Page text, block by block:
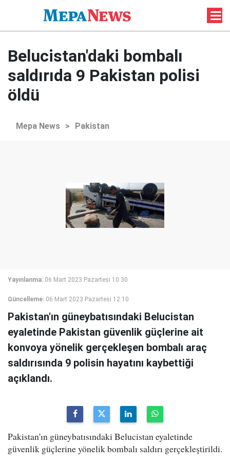
Belucistan'daki bombalı
saldırıda 9 Pakistan polisi
öldü
Mepa News > Pakistan
Yayınlanma: 06 Mart 2023 Pazartesi 10:30
Güncelleme: 06 Mart 2023 Pazartesi 12:10
Pakistan'ın güneybatısındaki Belucistan
eyaletinde Pakistan güvenlik güçlerine ait
konvoya yönelik gerçekleşen bombalı araç
saldırısında 9 polisin hayatını kaybettiği
açıklandı.
Pakistan'ın güneybatısındaki Belucistan eyaletinde
güvenlik güçlerine yönelik bombalı saldırı gerçekleştirildi.